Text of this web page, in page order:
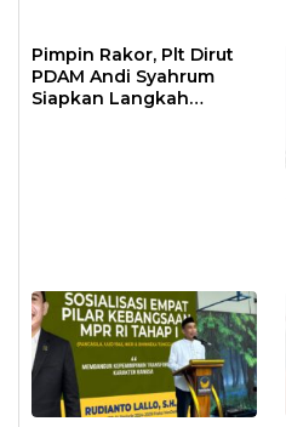
Pimpin Rakor, Plt Dirut
PDAM Andi Syahrum
Siapkan Langkah